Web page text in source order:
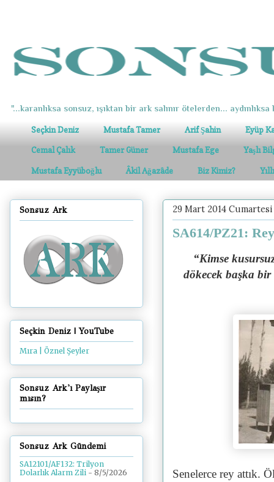
"...karanlıksa sonsuz, ışıktan bir ark salınır ötelerden... aydınlıksa
Seçkin Deniz Mustafa Tamer Arif Şahin Eyüp
Cemal Çalık Tamer Güner Mustafa Ege Yaşlı
Mustafa Eyyüboğlu Âkil Ağazâde Biz Kimiz?
29 Mart 2014 Cumartesi
SA614/PZ21:
“Kimse
dökecek başka
Senelerce rey attık.
Sonsuz Ark
Seçkin Deniz | YouTube
Mıra | Öznel Şeyler
Sonsuz Ark'ı Paylaşır
mısın?
Sonsuz Ark Gündemi
SA12101/AF132: Trilyon
Dolarlık Alarm Zili - 8/5/2026